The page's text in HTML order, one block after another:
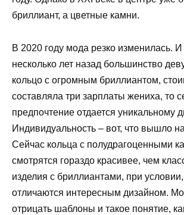
бриллиант, а цветные камни.
В 2020 году мода резко изменилась.
несколько лет назад большинство
кольцо с огромным бриллиантом,
составляла три зарплаты жениха, то
предпочтение отдается уникальному
Индивидуальность – вот, что вышло
Сейчас кольца с полудрагоценными
смотрятся гораздо красивее, чем
изделия с бриллиантами, при
отличаются интересным дизайном.
отрицать шаблоны и такое понятие,